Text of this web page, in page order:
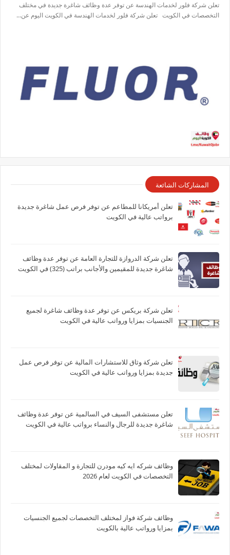
تعلن شركة فلور لخدمات الهندسة عن توفر عدة وظائف شاغرة جديدة في مختلف
التخصصات في الكويت تعلن شركة فلور لخدمات الهندسة في الكويت اليوم عن…
المشاركات الشائعة
تعلن أمريكانا للمطاعم عن توفر فرص عمل شاغرة جديدة
برواتب عالية في الكويت
تعلن شركة الدروازة للتجارة العامة عن توفر عدة وظائف
شاغرة جديدة للمقيمين والأجانب براتب (325) في الكويت
تعلن شركة بريكس عن توفر عدة وظائف شاغرة لجميع
الجنسيات بمزايا ورواتب عالية في الكويت
تعلن شركة وثاق للاستشارات المالية عن توفر فرص عمل
جديدة بمزايا ورواتب عالية في الكويت
تعلن مستشفى السيف في السالمية عن توفر عدة وظائف
شاغرة جديدة للرجال والنساء برواتب عالية في الكويت
وظائف شركه ايه كيه مودرن للتجارة و المقاولات لمختلف
التخصصات في الكويت لعام 2026
وظائف شركة فواز لمختلف التخصصات لجميع الجنسيات
بمزايا ورواتب عالية بالكويت